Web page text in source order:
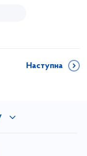
Наступна